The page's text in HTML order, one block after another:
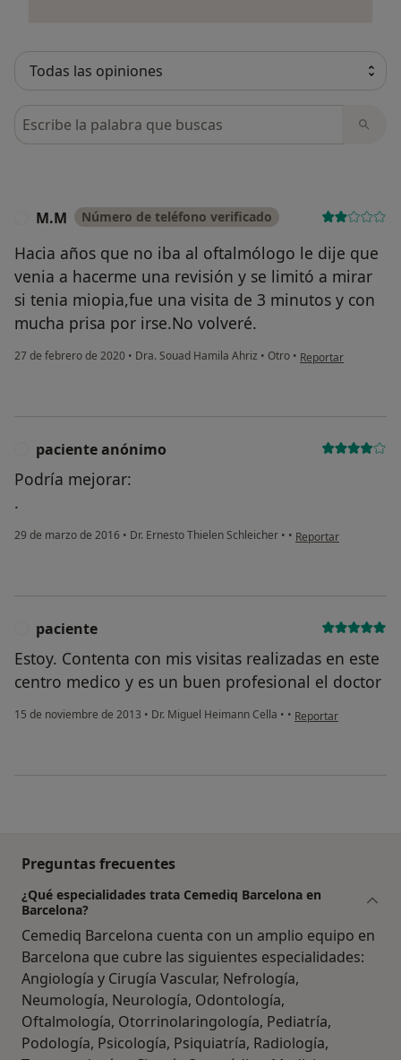
Busca en opiniones
M.M Número de teléfono verificado
Hacia años que no iba al oftalmólogo le dije que
venia a hacerme una revisión y se limitó a mirar
si tenia miopia,fue una visita de 3 minutos y con
mucha prisa por irse.No volveré.
27 de febrero de 2020 • Dra. Souad Hamila Ahriz • Otro • en opinión del
Reportar
paciente anónimo
Podría mejorar:
.
29 de marzo de 2016 • Dr. Ernesto Thielen Schleicher • • en opinión del
Reportar
paciente
Estoy. Contenta con mis visitas realizadas en este
centro medico y es un buen profesional el doctor
15 de noviembre de 2013 • Dr. Miguel Heimann Cella • • en opinión del
Reportar
Preguntas frecuentes
¿Qué especialidades trata Cemediq Barcelona en
Barcelona?
Cemediq Barcelona cuenta con un amplio equipo en
Barcelona que cubre las siguientes especialidades:
Angiología y Cirugía Vascular, Nefrología,
Neumología, Neurología, Odontología,
Oftalmología, Otorrinolaringología, Pediatría,
Podología, Psicología, Psiquiatría, Radiología,
sobre un tema emocional o
Sí, una vez
No, pero lo consideraría